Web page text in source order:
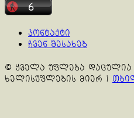
კონტაქტი
ჩვენ შესახებ
© ყველა უფლება დაცულია
ხელისუფლების მიერ |